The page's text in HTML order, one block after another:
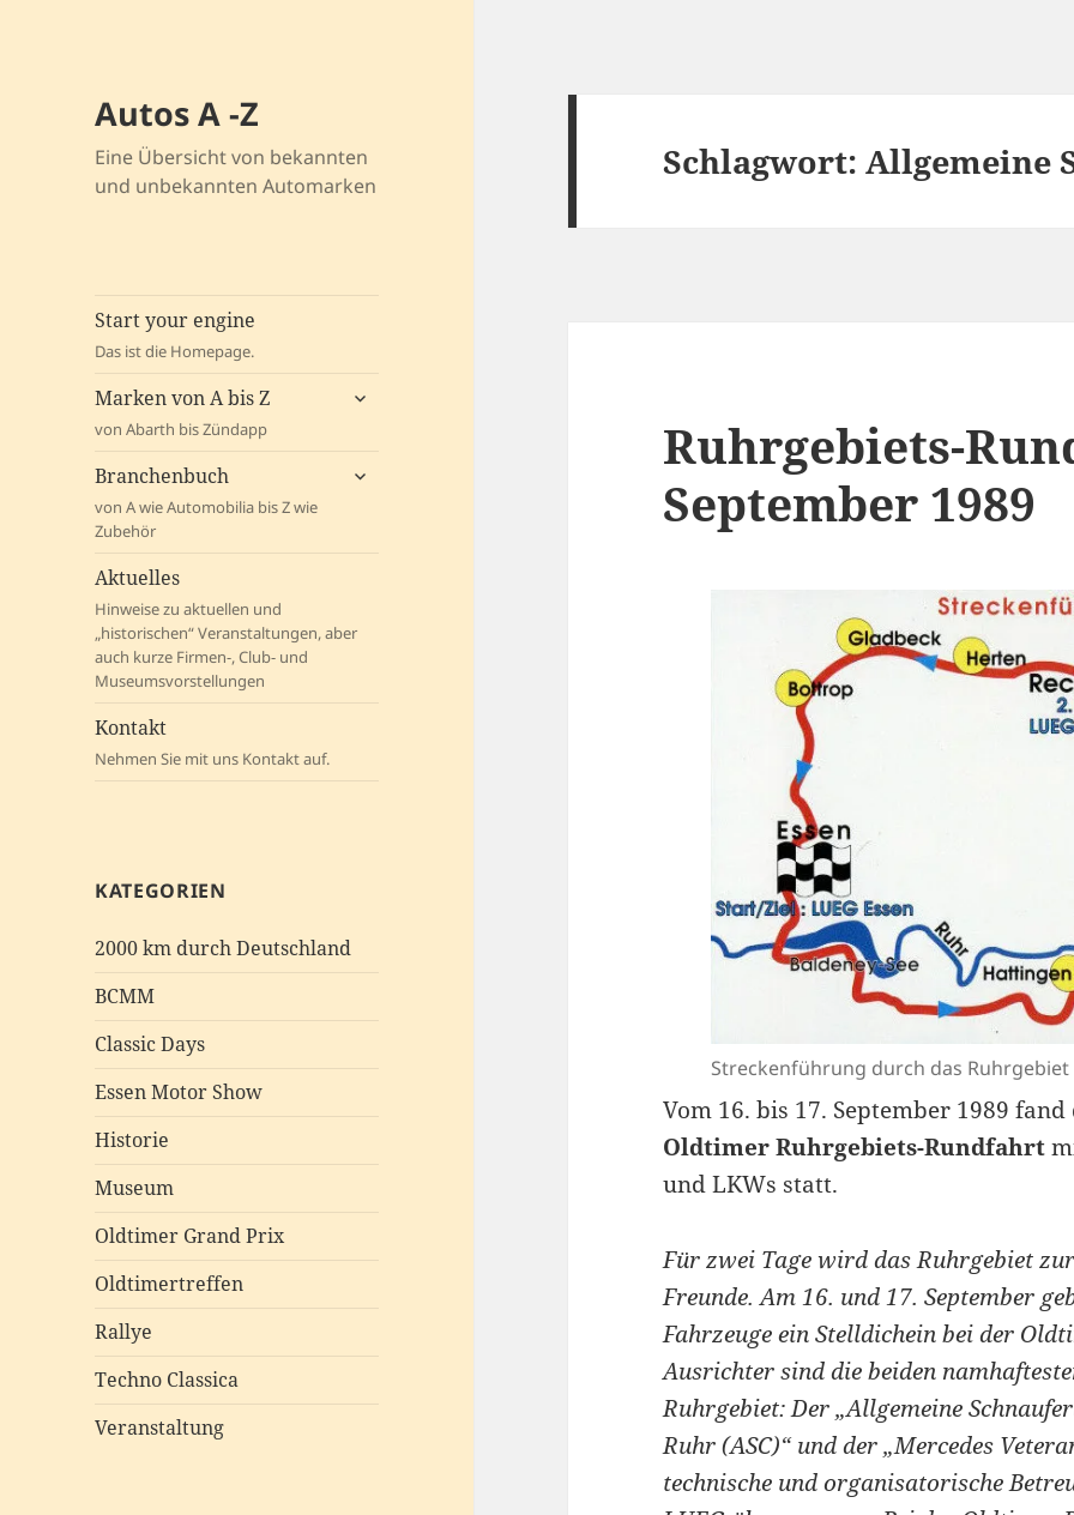
Autos A -Z
Eine Übersicht von bekannten
und unbekannten Automarken
Start your engine
Das ist die Homepage.
Marken von A bis Z
von Abarth bis Zündapp
untermenü
Branchenbuch
von A wie Automobilia bis Z wie
Zubehör
untermenü
Aktuelles
Hinweise zu aktuellen und
„historischen“ Veranstaltungen, aber
auch kurze Firmen-, Club- und
Museumsvorstellungen
Kontakt
Nehmen Sie mit uns Kontakt auf.
KATEGORIEN
2000 km durch Deutschland
BCMM
Classic Days
Essen Motor Show
Historie
Museum
Oldtimer Grand Prix
Oldtimertreffen
Rallye
Techno Classica
Veranstaltung
Schlagwort:Allgemeine
Ruhrgebiets-
September 1989
Streckenführung durch das Ruhrgebiet
Vom 16. bis 17. September 1989 fand
Oldtimer Ruhrgebiets-Rundfahrt
und LKWs statt.
Für zwei Tage wird das Ruhrgebiet
Freunde. Am 16. und 17. September
Fahrzeuge ein Stelldichein bei der
Ausrichter sind die beiden
Ruhrgebiet: Der „Allgemeine
Ruhr (ASC)“ und der „Mercedes
technische und organisatorische